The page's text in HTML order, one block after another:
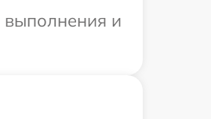
выполнения и